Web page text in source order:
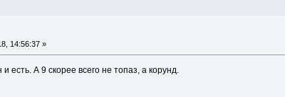
14:56:37 »
есть. А 9 скорее всего не топаз, а корунд.